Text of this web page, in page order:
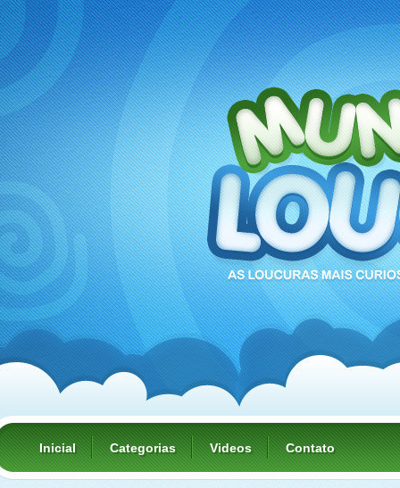
Inicial Categorias Videos Contato